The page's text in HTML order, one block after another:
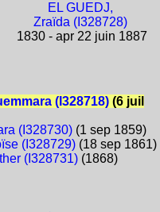
EL GUEDJ,
Zraïda (I328728)
1830 - apr 22 juin 1887
(I328718)(6 juil
(I328730)(1 sep 1859)
(I328729)(18 sep 1861)
(I328731)(1868)